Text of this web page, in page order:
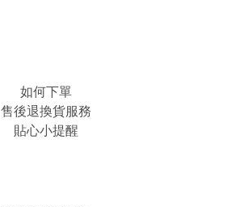
如何下單
售後退換貨服務
貼心小提醒